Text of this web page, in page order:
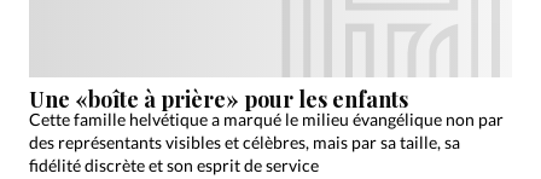
Une «boîte à prière» pour les enfants
Cette famille helvétique a marqué le milieu évangélique non par
des représentants visibles et célèbres, mais par sa taille, sa
fidélité discrète et son esprit de service